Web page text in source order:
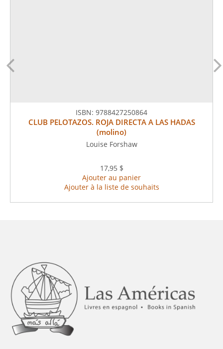
ISBN: 9788427250864
CLUB PELOTAZOS. ROJA DIRECTA A LAS HADAS
(molino)
Louise Forshaw
17,95 $
Ajouter au panier
Ajouter à la liste de souhaits